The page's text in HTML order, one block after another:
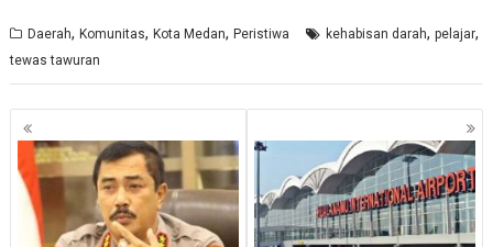
Daerah,Komunitas,Kota Medan,Peristiwa kehabisan darah,pelajar,
tewas tawuran
Navigasi
pos